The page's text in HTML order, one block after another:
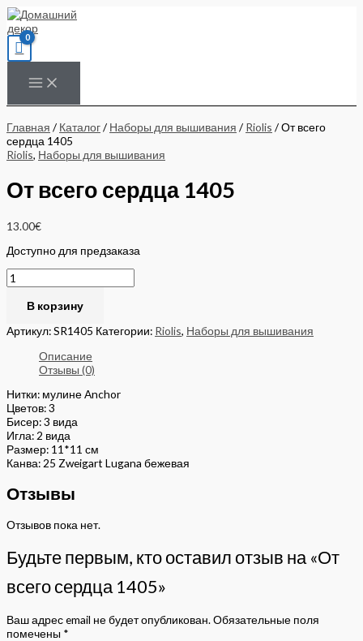
Перейти
к
содержимому
Главная / Каталог/ Наборы для вышивания / Riolis / От всего
сердца 1405
Riolis, Наборы для вышивания
От всего сердца 1405
13.00€
Доступно для предзаказа
Количество
товара
От
всего
сердца
1405
В корзину
Артикул:SR1405 Категории: Riolis, Наборы для вышивания
Описание
Отзывы (0)
Нитки: мулине Anchor
Цветов: 3
Бисер: 3 вида
Игла: 2 вида
Размер: 11*11 см
Канва: 25 Zweigart Lugana бежевая
Отзывы
Отзывов пока нет.
Будьте первым, кто оставил отзыв на «От
всего сердца 1405»
Ваш адрес email не будет опубликован.Обязательные поля
помечены *